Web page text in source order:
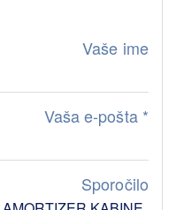
Vaše ime
Vaša e-pošta *
Sporočilo